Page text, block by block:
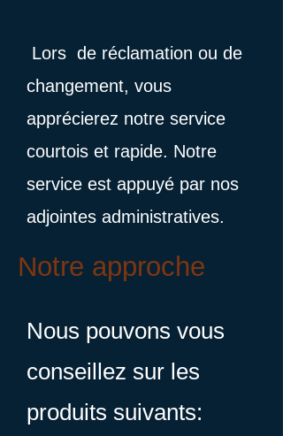
Lors de réclamation ou de
changement, vous
apprécierez notre service
courtois et rapide. Notre
service est appuyé par nos
adjointes administratives.
Notre approche
Nous pouvons vous
conseillez sur les
produits suivants: